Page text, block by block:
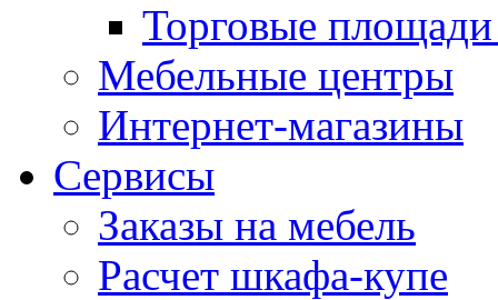
Торговые
Мебельные центры
Интернет-магазины
Сервисы
Заказы на мебель
Расчет шкафа-купе